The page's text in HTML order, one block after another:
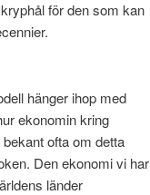
för den som kan
hänger ihop med
ekonomin kring
ofta om detta
Den ekonomi vi har
länder